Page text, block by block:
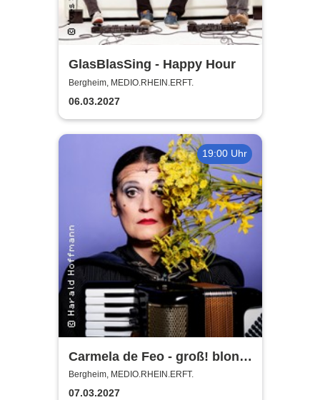
GlasBlasSing - Happy Hour
Bergheim, MEDIO.RHEIN.ERFT.
06.03.2027
19:00 Uhr
Carmela de Feo - groß! blond!
erfolgreich!
Bergheim, MEDIO.RHEIN.ERFT.
07.03.2027